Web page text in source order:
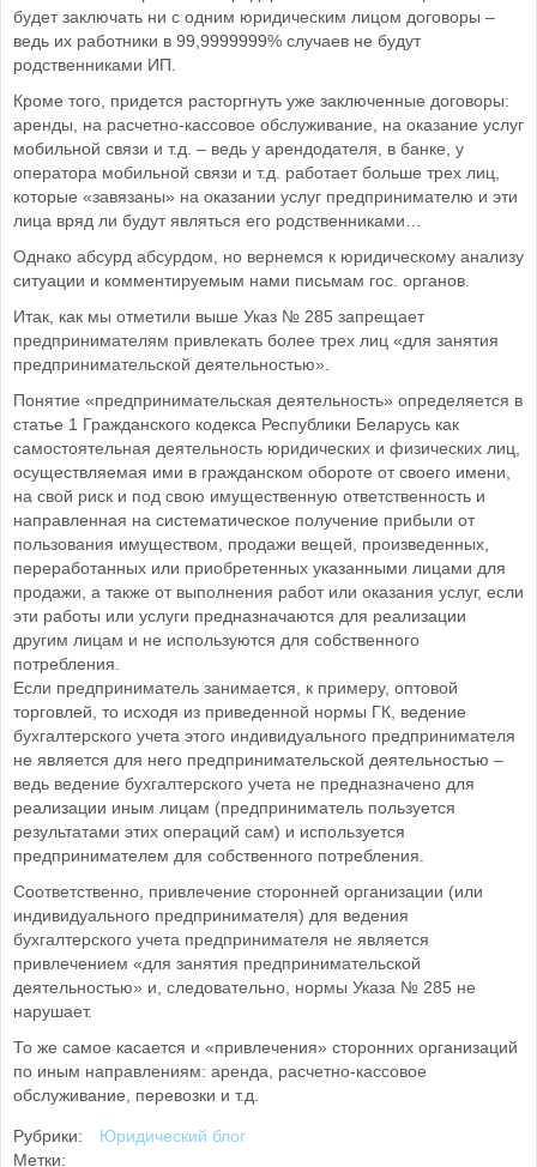
будет заключать ни с одним юридическим лицом договоры –
ведь их работники в 99,9999999% случаев не будут
родственниками ИП.
Кроме того, придется расторгнуть уже заключенные договоры:
аренды, на расчетно-кассовое обслуживание, на оказание услуг
мобильной связи и т.д. – ведь у арендодателя, в банке, у
оператора мобильной связи и т.д. работает больше трех лиц,
которые «завязаны» на оказании услуг предпринимателю и эти
лица вряд ли будут являться его родственниками…
Однако абсурд абсурдом, но вернемся к юридическому анализу
ситуации и комментируемым нами письмам гос. органов.
Итак, как мы отметили выше Указ № 285 запрещает
предпринимателям привлекать более трех лиц «для занятия
предпринимательской деятельностью».
Понятие «предпринимательская деятельность» определяется в
статье 1 Гражданского кодекса Республики Беларусь как
самостоятельная деятельность юридических и физических лиц,
осуществляемая ими в гражданском обороте от своего имени,
на свой риск и под свою имущественную ответственность и
направленная на систематическое получение прибыли от
пользования имуществом, продажи вещей, произведенных,
переработанных или приобретенных указанными лицами для
продажи, а также от выполнения работ или оказания услуг, если
эти работы или услуги предназначаются для реализации
другим лицам и не используются для собственного
потребления.
Если предприниматель занимается, к примеру, оптовой
торговлей, то исходя из приведенной нормы ГК, ведение
бухгалтерского учета этого индивидуального предпринимателя
не является для него предпринимательской деятельностью –
ведь ведение бухгалтерского учета не предназначено для
реализации иным лицам (предприниматель пользуется
результатами этих операций сам) и используется
предпринимателем для собственного потребления.
Соответственно, привлечение сторонней организации (или
индивидуального предпринимателя) для ведения
бухгалтерского учета предпринимателя не является
привлечением «для занятия предпринимательской
деятельностью» и, следовательно, нормы Указа № 285 не
нарушает.
То же самое касается и «привлечения» сторонних организаций
по иным направлениям: аренда, расчетно-кассовое
обслуживание, перевозки и т.д.
Рубрики:
Юридический блог
Метки: